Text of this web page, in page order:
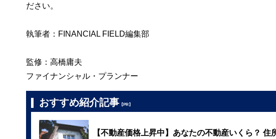
ださい。
執筆者：FINANCIAL FIELD編集部
監修：高橋庸夫
ファイナンシャル・プランナー
おすすめ紹介記事 【PR】
【不動産価格上昇中】あなたの不動産いくら？ 住